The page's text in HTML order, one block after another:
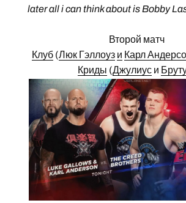
later all i can think about is Bobby
Второй матч
Клуб (Люк Гэллоуз и Карл
Криды (Джулиус и